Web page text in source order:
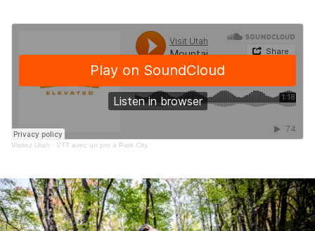
Visitez Utah · VTT avec un pro à Park City